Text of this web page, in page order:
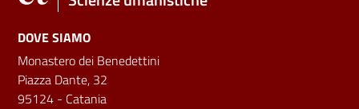
DOVE SIAMO
Monastero dei Benedettini
Piazza Dante, 32
95124 - Catania